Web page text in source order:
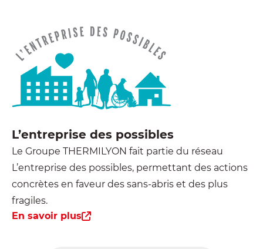
L’entreprise des possibles
Le Groupe THERMILYON fait partie du réseau
L’entreprise des possibles, permettant des actions
concrètes en faveur des sans-abris et des plus
fragiles.
En savoir plus